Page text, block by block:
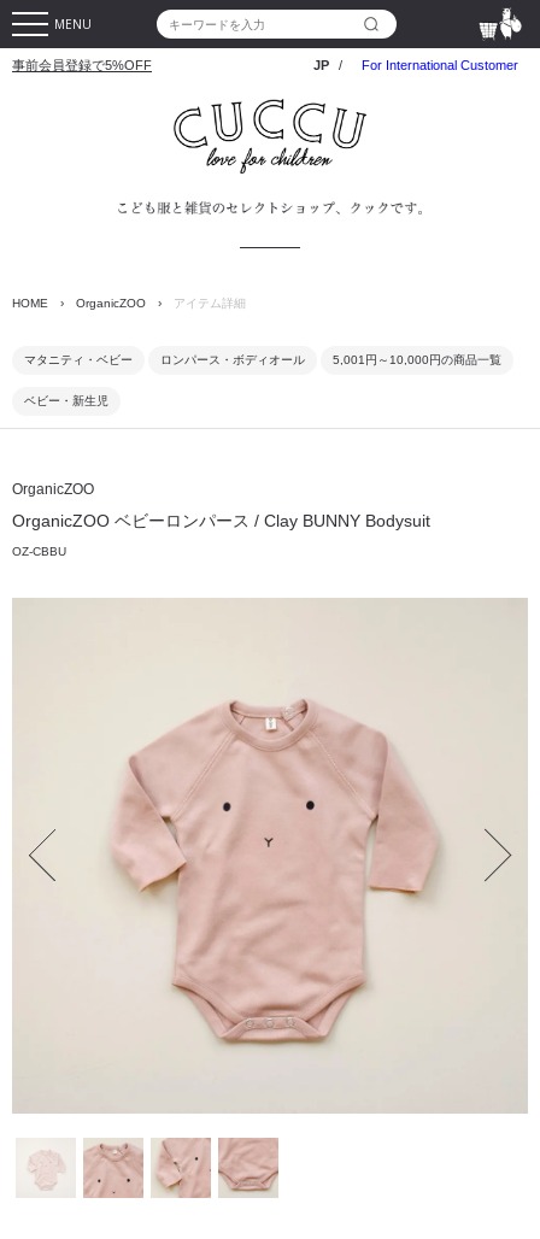
MENU
事前会員登録で5%OFF JP / For International Customer
HOME › OrganicZOO › アイテム詳細
マタニティ・ベビー ロンパース・ボディオール 5,001円～10,000円の商品一覧
ベビー・新生児
OrganicZOO
OrganicZOO ベビーロンパース / Clay BUNNY Bodysuit
OZ-CBBU